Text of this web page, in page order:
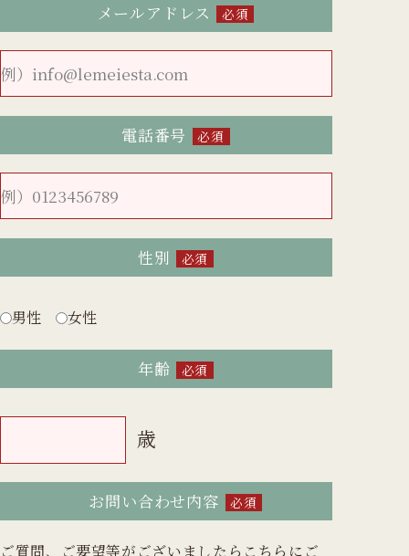
メールアドレス 必須
電話番号 必須
性別 必須
男性 女性
年齢 必須
歳
お問い合わせ内容 必須
ご質問、ご要望等がございましたらこちらにご